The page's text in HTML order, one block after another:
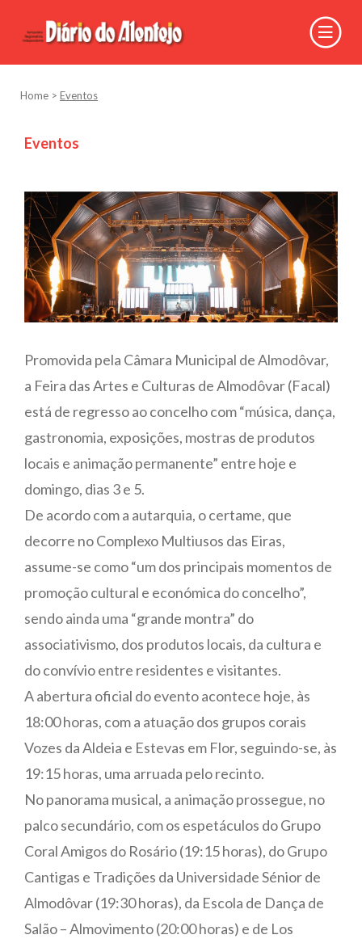
Home > Eventos
Eventos
Promovida pela Câmara Municipal de Almodôvar,
a Feira das Artes e Culturas de Almodôvar (Facal)
está de regresso ao concelho com “música, dança,
gastronomia, exposições, mostras de produtos
locais e animação permanente” entre hoje e
domingo, dias 3 e 5.
De acordo com a autarquia, o certame, que
decorre no Complexo Multiusos das Eiras,
assume-se como “um dos principais momentos de
promoção cultural e económica do concelho”,
sendo ainda uma “grande montra” do
associativismo, dos produtos locais, da cultura e
do convívio entre residentes e visitantes.
A abertura oficial do evento acontece hoje, às
18:00 horas, com a atuação dos grupos corais
Vozes da Aldeia e Estevas em Flor, seguindo-se, às
19:15 horas, uma arruada pelo recinto.
No panorama musical, a animação prossegue, no
palco secundário, com os espetáculos do Grupo
Coral Amigos do Rosário (19:15 horas), do Grupo
Cantigas e Tradições da Universidade Sénior de
Almodôvar (19:30 horas), da Escola de Dança de
Salão – Almovimento (20:00 horas) e de Los